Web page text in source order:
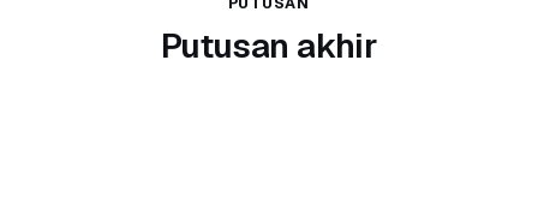
Putusan akhir